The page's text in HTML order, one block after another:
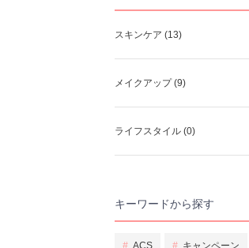
スキンケア (13)
メイクアップ (9)
ライフスタイル (0)
キーワードから探す
# ACS # キャンペーン